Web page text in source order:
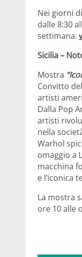
Nei giorni
dalle 8:30
settimana.
Sicilia –
Mostra
Convitto
artisti
Dalla Pop
artisti
nella
Warhol
omaggio a
macchina
e l’iconica
La mostra
ore 10 alle